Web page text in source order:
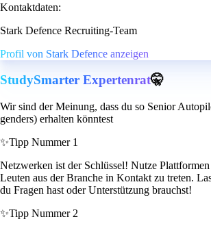
Kontaktdaten:
Stark Defence Recruiting-Team
Profil von Stark Defence anzeigen
StudySmarter Expertenrat🤫
Wir sind der Meinung, dass du so Senior
genders) erhalten könntest
✨Tipp Nummer 1
Netzwerken ist der Schlüssel! Nutze
Leuten aus der Branche in Kontakt zu treten.
du Fragen hast oder Unterstützung brauchst!
✨Tipp Nummer 2